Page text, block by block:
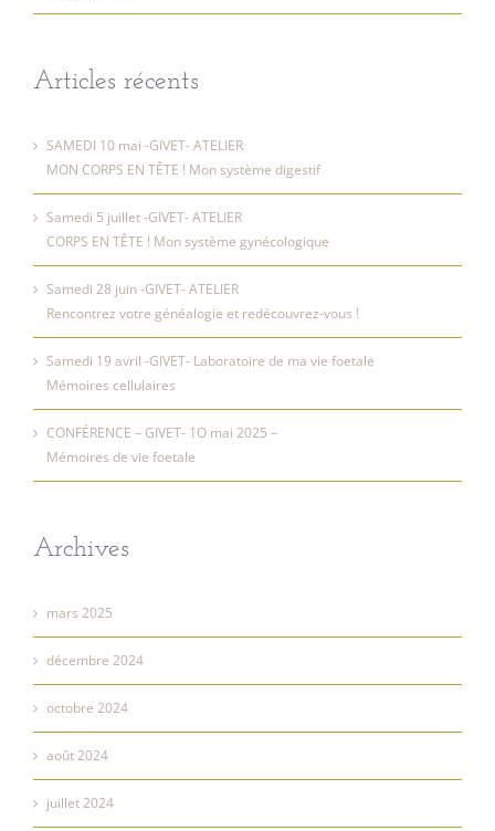
Articles récents
SAMEDI 10 mai -GIVET- ATELIER
MON CORPS EN TÊTE ! Mon système digestif
Samedi 5 juillet -GIVET- ATELIER
CORPS EN TÊTE ! Mon système gynécologique
Samedi 28 juin -GIVET- ATELIER
Rencontrez votre généalogie et redécouvrez-vous !
Samedi 19 avril -GIVET- Laboratoire de ma vie foetale
Mémoires cellulaires
CONFÉRENCE – GIVET- 1O mai 2025 –
Mémoires de vie foetale
Archives
mars 2025
décembre 2024
octobre 2024
août 2024
juillet 2024